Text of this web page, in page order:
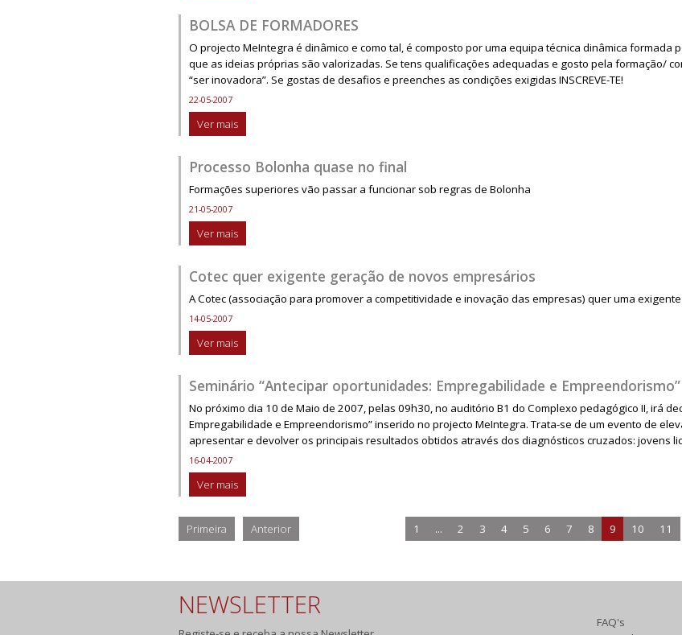
BOLSA DE FORMADORES
O projecto MeIntegra é dinâmico e como tal, é composto por uma equipa técnica dinâmica formada
que as ideias próprias são valorizadas. Se tens qualificações adequadas e gosto pela formação/
“ser inovadora”. Se gostas de desafios e preenches as condições exigidas INSCREVE-TE!
22-05-2007
Ver mais
Processo Bolonha quase no final
Formações superiores vão passar a funcionar sob regras de Bolonha
21-05-2007
Ver mais
Cotec quer exigente geração de novos empresários
A Cotec (associação para promover a competitividade e inovação das empresas) quer uma
14-05-2007
Ver mais
Seminário “Antecipar oportunidades: Empregabilidade e Empreendorismo”
No próximo dia 10 de Maio de 2007, pelas 09h30, no auditório B1 do Complexo pedagógico II, irá
Empregabilidade e Empreendorismo” inserido no projecto MeIntegra. Trata-se de um evento de
apresentar e devolver os principais resultados obtidos através dos diagnósticos cruzados: jovens
16-04-2007
Ver mais
Primeira Anterior 1 ... 2 3 4 5 6 7 8 9 10 11
NEWSLETTER
FAQ's